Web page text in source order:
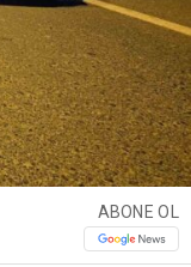
ABONE OL